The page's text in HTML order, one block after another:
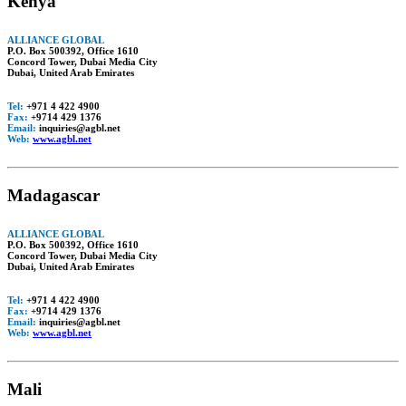
ALLIANCE GLOBAL
P.O. Box 500392, Office 1610
Concord Tower, Dubai Media City
Dubai, United Arab Emirates
Tel: +971 4 422 4900
Fax: +9714 429 1376
Email: inquiries@agbl.net
Web: www.agbl.net
Madagascar
ALLIANCE GLOBAL
P.O. Box 500392, Office 1610
Concord Tower, Dubai Media City
Dubai, United Arab Emirates
Tel: +971 4 422 4900
Fax: +9714 429 1376
Email: inquiries@agbl.net
Web: www.agbl.net
Mali